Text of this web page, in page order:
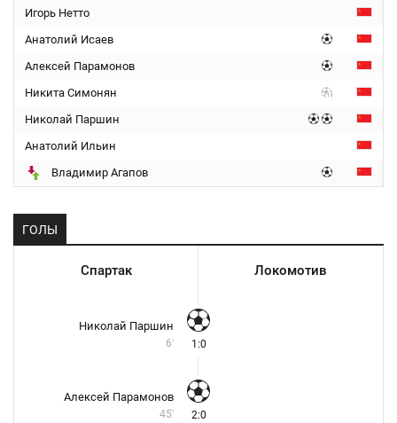
Игорь Нетто
Анатолий Исаев
Алексей Парамонов
Никита Симонян
Николай Паршин
Анатолий Ильин
Владимир Агапов
ГОЛЫ
Спартак Локомотив
Николай Паршин
6' 1:0
Алексей Парамонов
45' 2:0